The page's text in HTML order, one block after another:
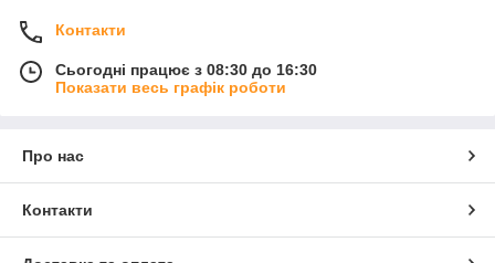
Контакти
Сьогодні працює з 08:30 до 16:30
Показати весь графік роботи
Про нас
Контакти